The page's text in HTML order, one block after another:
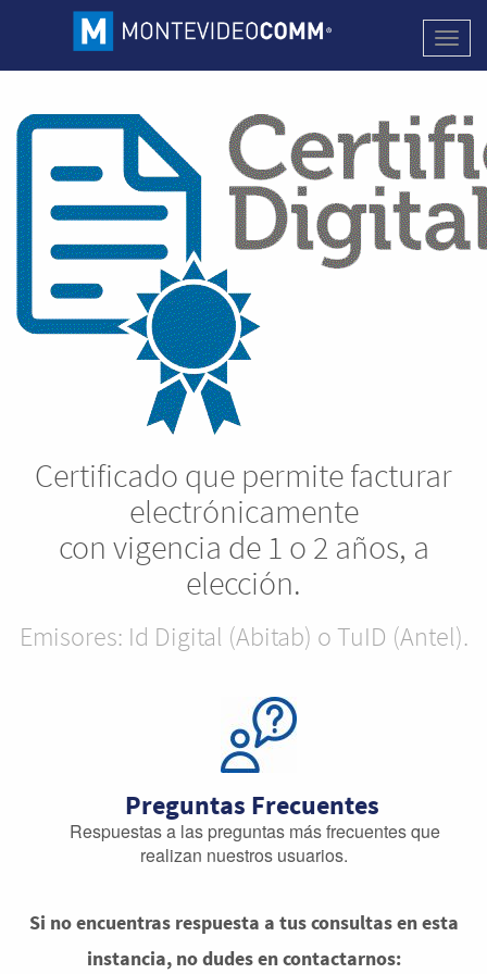
Certificado que permite facturar
electrónicamente
con vigencia de 1 o 2 años, a
elección.
Emisores: Id Digital (Abitab) o TuID (Antel).
Preguntas Frecuentes
Respuestas a las preguntas más frecuentes que
realizan nuestros usuarios.
Si no encuentras respuesta a tus consultas en esta
instancia, no dudes en contactarnos: